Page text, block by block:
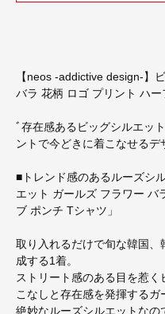
【neos -addictive design-】
バラ 花柄 ロゴ プリント ハ
ﾞ存在感あるビッグシルエッ
ントで今どきに着こなせるデ
■トレンド感のあるルーズシ
エット ガールズ フラワー バ
ブ ポンチ Tシャツ」
取り入れるだけで旬な韓国
成する1着。
ストリート感のある目を惹
こなしと存在感を発揮するガ
絶妙なルーズシルエットな